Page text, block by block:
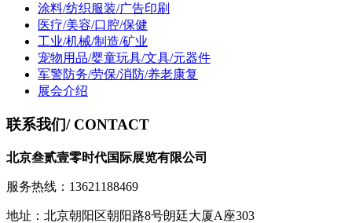
涂料/纺织服装/广告印刷
医疗/美容/口腔/保健
工业/机械/制造/矿业
宠物用品/婴童玩具/文具/元器件
军警防务/劳保/消防/养老康复
展会介绍
联系我们/ CONTACT
北京叁贰壹零时代国际展览有限公司
服务热线：13621188469
地址：北京朝阳区朝阳路8号朗廷大厦A座303